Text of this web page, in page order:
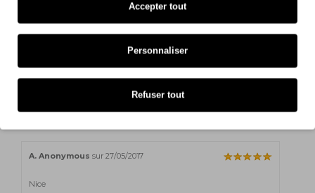
Brother MFC-9450 CLT
Brother MFC-9840 CDW
Brother MFC-9450 Series
A. Anonymous sur 27/05/2017
Nice
Accepter tout
Personnaliser
Refuser tout